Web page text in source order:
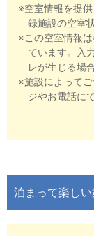
※空室情報を提
録施設の空室
※この空室情報
ています。入
レが生じる場
※施設によって
ジやお電話に
泊まって楽しい